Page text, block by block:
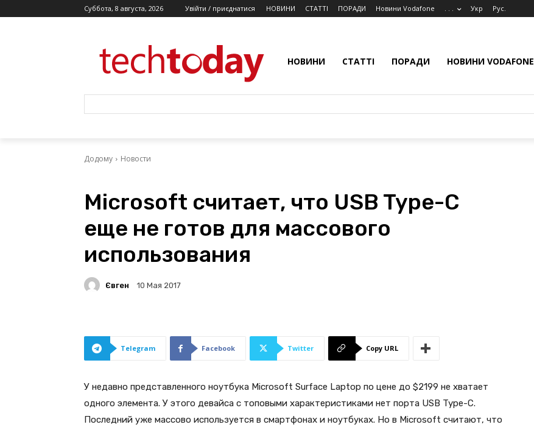
Суббота, 8 августа, 2026 Увійти / приєднатися НОВИНИ СТАТТІ ПОРАДИ Новини Vodafone . . . Укр Рус.
НОВИНИ СТАТТІ ПОРАДИ НОВИНИ VODAFONE
Додому Новости
Microsoft считает, что USB Type-C
еще не готов для массового
использования
Євген 10 Мая 2017
Telegram Facebook Twitter Copy URL
У недавно представленного ноутбука Microsoft Surface Laptop по цене до $2199 не хватает
одного элемента. У этого девайса с топовыми характеристиками нет порта USB Type-C.
Последний уже массово используется в смартфонах и ноутбуках. Но в Microsoft считают, что